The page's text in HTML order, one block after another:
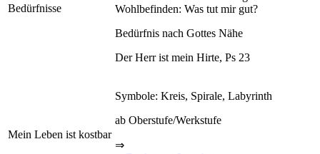
Bedürfnisse
Wohlbefinden: Was tut mir gut?
Bedürfnis nach Gottes Nähe
Der Herr ist mein Hirte, Ps 23
Mein Leben ist kostbar
Symbole: Kreis, Spirale, Labyrinth
ab Oberstufe/Werkstufe
⇒